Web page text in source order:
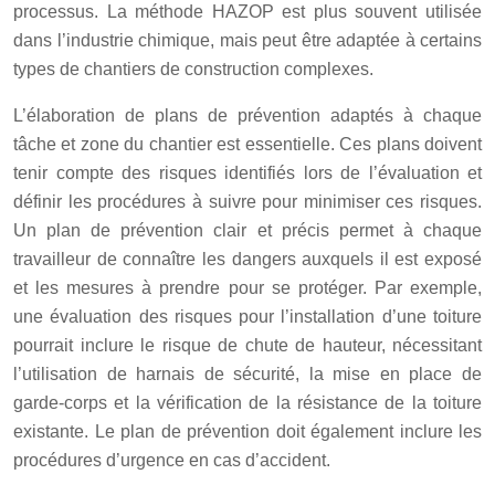
processus. La méthode HAZOP est plus souvent utilisée
dans l’industrie chimique, mais peut être adaptée à certains
types de chantiers de construction complexes.
L’élaboration de plans de prévention adaptés à chaque
tâche et zone du chantier est essentielle. Ces plans doivent
tenir compte des risques identifiés lors de l’évaluation et
définir les procédures à suivre pour minimiser ces risques.
Un plan de prévention clair et précis permet à chaque
travailleur de connaître les dangers auxquels il est exposé
et les mesures à prendre pour se protéger. Par exemple,
une évaluation des risques pour l’installation d’une toiture
pourrait inclure le risque de chute de hauteur, nécessitant
l’utilisation de harnais de sécurité, la mise en place de
garde-corps et la vérification de la résistance de la toiture
existante. Le plan de prévention doit également inclure les
procédures d’urgence en cas d’accident.